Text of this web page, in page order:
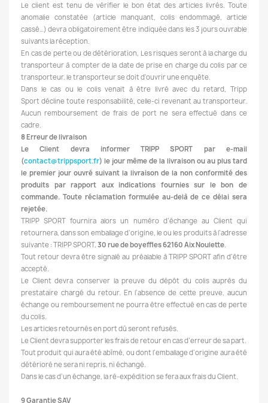
Le client est tenu de vérifier le bon état des articles livrés. Toute
anomalie constatée (article manquant, colis endommagé, article
cassé…) devra obligatoirement être indiquée dans les 3 jours ouvrable
suivants la réception.
En cas de perte ou de détérioration, Les risques seront à la charge du
transporteur à compter de la date de prise en charge du colis par ce
transporteur. le transporteur se doit d'ouvrir une enquête.
Dans le cas ou le colis venait à être livré avec du retard, Tripp
Sport décline toute responsabilité, celle-ci revenant au transporteur.
Aucun remboursement de frais de port ne sera effectué dans ce
cadre.
8 Erreur de livraison
Le Client devra informer TRIPP SPORT par e-mail
(contact@trippsport.fr) le jour même de la livraison ou au plus tard
le premier jour ouvré suivant la livraison de la non conformité des
produits par rapport aux indications fournies sur le bon de
commande. Toute réclamation formulée au-delà de ce délai sera
rejetée.
TRIPP SPORT fournira alors un numéro d’échange au Client qui
retournera, dans son emballage d’origine, le ou les produits à l’adresse
suivante : TRIPP SPORT, 30 rue de boyeffles 62160 Aix Noulette.
Tout retour devra être signalé au préalable à TRIPP SPORT afin d’être
accepté.
Le Client devra conserver la preuve du dépôt du colis auprès du
prestataire chargé du retour. En l’absence de cette preuve, aucun
échange ou remboursement ne pourra être effectué en cas de perte
du colis.
Les articles retournés en port dû seront refusés.
Le Client devra supporter les frais de retour en cas d’erreur de sa part.
Tout produit qui aura été abîmé, ou dont l’emballage d’origine aura été
détérioré ne sera ni repris, ni échangé.
Dans le cas d’un échange, la ré-expédition se fera aux frais du Client.
9 Garantie SAV